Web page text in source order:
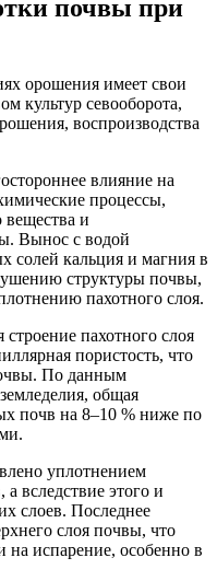
почвы при
орошения имеет свои
культур севооборота,
воспроизводства
влияние на
процессы,
вещества и
Вынос с водой
солей кальция и магния в
структуры почвы,
пахотного слоя.
пахотного слоя
пористость, что
По данным
общая
почв на 8–10 % ниже по
уплотнением
а вследствие этого и
слоев. Последнее
слоя почвы, что
испарение, особенно в